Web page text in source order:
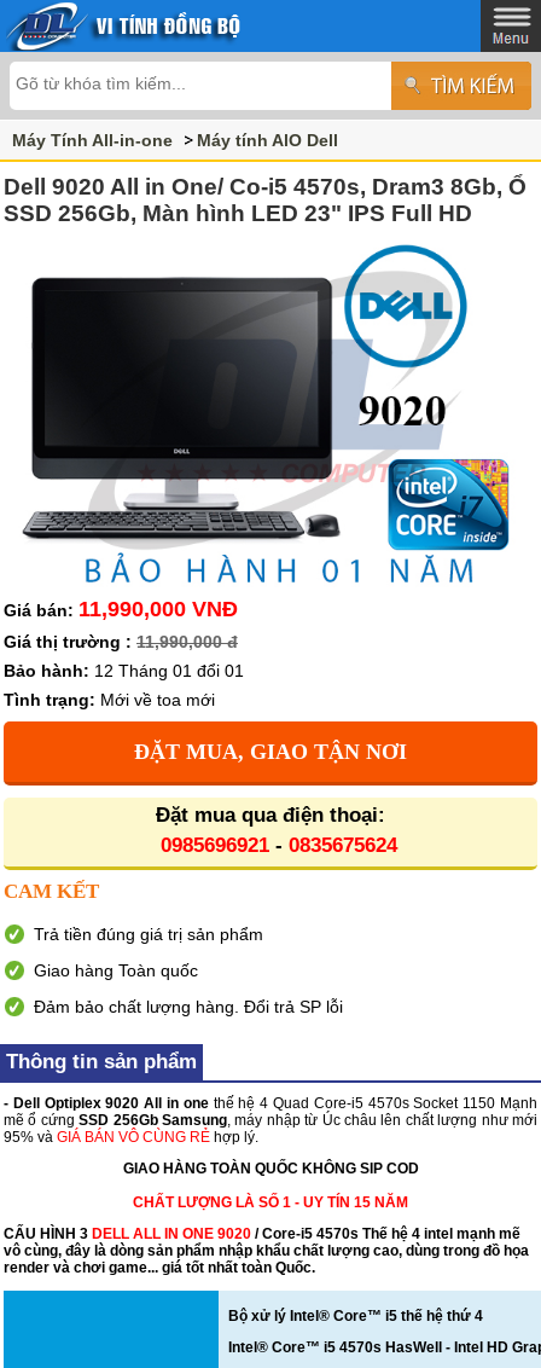
Máy Tính All-in-one Máy tính AlO Dell
Dell 9020 All in One/ Co-i5 4570s, Dram3 8Gb, Ổ
SSD 256Gb, Màn hình LED 23" IPS Full HD
Giá bán: 11,990,000 VNĐ
Giá thị trường : 11,990,000 đ
Bảo hành: 12 Tháng 01 đổi 01
Tình trạng: Mới về toa mới
ĐẶT MUA, GIAO TẬN NƠI
Đặt mua qua điện thoại:
0985696921- 0835675624
CAM KẾT
Trả tiền đúng giá trị sản phẩm
Giao hàng Toàn quốc
Đảm bảo chất lượng hàng. Đổi trả SP lỗi
Thông tin sản phẩm
- Dell Optiplex 9020 All in onethế hệ 4 Quad Core-i5 4570s Socket 1150 Mạnh
mẽ ổ cứngSSD 256Gb Samsung , máy nhập từ Úc châu lên chất lượng như mới
95% và GIÁ BÁN VÔ CÙNG RẺ hợp lý.
GIAO HÀNG TOÀN QUỐC KHÔNG SIP COD
CHẤT LƯỢNG LÀ SỐ 1 - UY TÍN 15 NĂM
CẤU HÌNH 3 DELL ALL IN ONE 9020 / Core-i5 4570s Thế hệ 4 intel mạnh mẽ
vô cùng, đây là dòng sản phẩm nhập khẩu chất lượng cao, dùng trong đồ họa
render và chơi game... giá tốt nhất toàn Quốc.
Bộ xử lý Intel® Core™ i5 thế hệ thứ 4
Intel® Core™ i5 4570s HasWell - Intel HD